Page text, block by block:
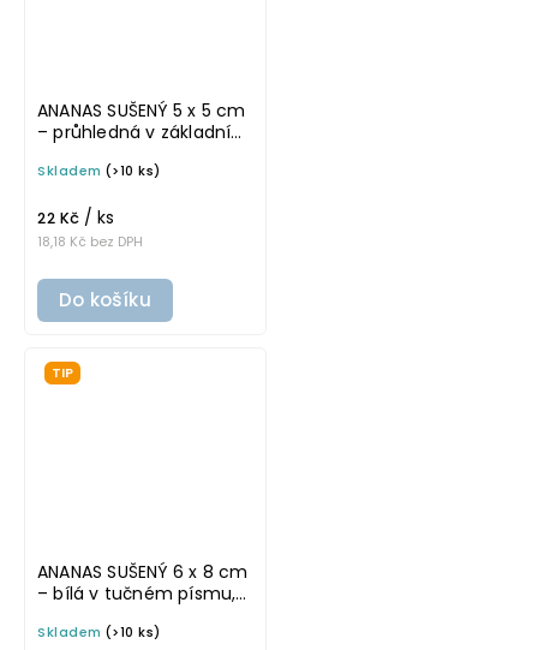
ANANAS SUŠENÝ 5 x 5 cm
– průhledná v základním
samolepka na
Skladem (>10 ks)
18,18 Kč bez DPH
22 Kč / ks
Do košíku
TIP
ANANAS SUŠENÝ 6 x 8 cm
– bílá v tučném písmu,
na potravinové dózy
Skladem (>10 ks)